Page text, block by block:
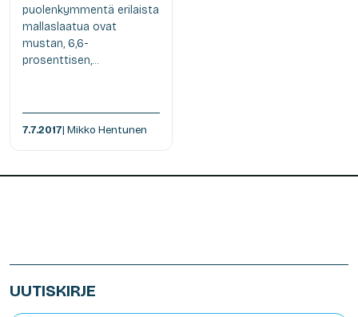
puolenkymmentä erilaista
mallaslaatua ovat
mustan, 6,6-
prosenttisen,...
7.7.2017| Mikko Hentunen
UUTISKIRJE